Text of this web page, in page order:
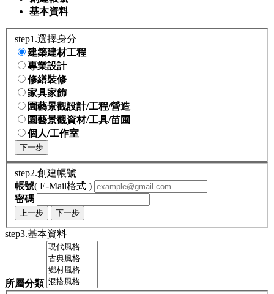
基本資料
step1.選擇身分
建築建材工程
專業設計
修繕裝修
家具家飾
園藝景觀設計/工程/營造
園藝景觀資材/工具/苗圃
個人/工作室
下一步
step2.創建帳號
帳號( E-Mail格式 )
密碼
上一步 下一步
step3.基本資料
所屬分類